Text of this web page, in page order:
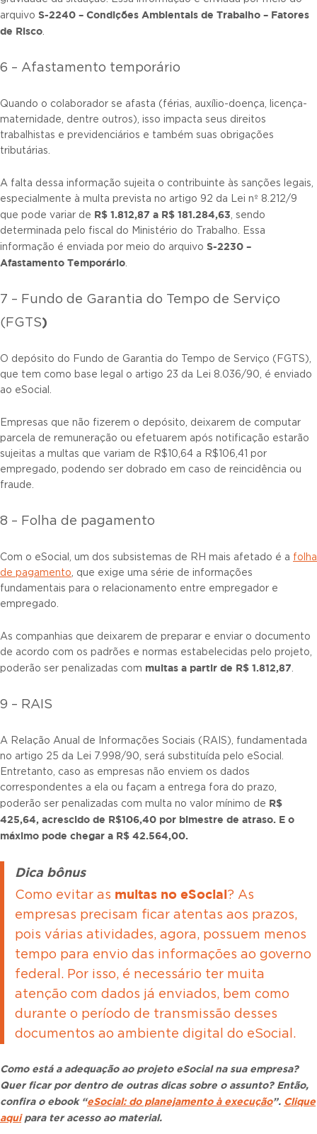
arquivo S-2240 – Condições Ambientais de Trabalho – Fatores
de Risco.
6 – Afastamento temporário
Quando o colaborador se afasta (férias, auxílio-doença, licença-
maternidade, dentre outros), isso impacta seus direitos
trabalhistas e previdenciários e também suas obrigações
tributárias.
A falta dessa informação sujeita o contribuinte às sanções legais,
especialmente à multa prevista no artigo 92 da Lei nº 8.212/9
que pode variar de R$ 1.812,87 a R$ 181.284,63, sendo
determinada pelo fiscal do Ministério do Trabalho. Essa
informação é enviada por meio do arquivo S-2230 –
Afastamento Temporário.
7 – Fundo de Garantia do Tempo de Serviço
(FGTS)
O depósito do Fundo de Garantia do Tempo de Serviço (FGTS),
que tem como base legal o artigo 23 da Lei 8.036/90, é enviado
ao eSocial.
Empresas que não fizerem o depósito, deixarem de computar
parcela de remuneração ou efetuarem após notificação estarão
sujeitas a multas que variam de R$10,64 a R$106,41 por
empregado, podendo ser dobrado em caso de reincidência ou
fraude.
8 – Folha de pagamento
Com o eSocial, um dos subsistemas de RH mais afetado é a folha
de pagamento, que exige uma série de informações
fundamentais para o relacionamento entre empregador e
empregado.
As companhias que deixarem de preparar e enviar o documento
de acordo com os padrões e normas estabelecidas pelo projeto,
poderão ser penalizadas com multas a partir de R$ 1.812,87.
9 – RAIS
A Relação Anual de Informações Sociais (RAIS), fundamentada
no artigo 25 da Lei 7.998/90, será substituída pelo eSocial.
Entretanto, caso as empresas não enviem os dados
correspondentes a ela ou façam a entrega fora do prazo,
poderão ser penalizadas com multa no valor mínimo de R$
425,64, acrescido de R$106,40 por bimestre de atraso. E o
máximo pode chegar a R$ 42.564,00.
Dica bônus
Como evitar as multas no eSocial? As
empresas precisam ficar atentas aos prazos,
pois várias atividades, agora, possuem menos
tempo para envio das informações ao governo
federal. Por isso, é necessário ter muita
atenção com dados já enviados, bem como
durante o período de transmissão desses
documentos ao ambiente digital do eSocial.
Como está a adequação ao projeto eSocial na sua empresa?
Quer ficar por dentro de outras dicas sobre o assunto? Então,
confira o ebook “eSocial: do planejamento à execução”. Clique
aquipara ter acesso ao material.